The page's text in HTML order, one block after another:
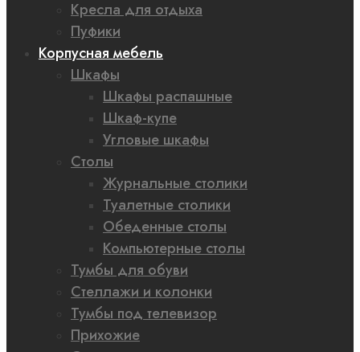
Кресла для отдыха
Пуфики
Корпусная мебель
Шкафы
Шкафы распашные
Шкаф-купе
Угловые шкафы
Столы
Журнальные столики
Туалетные столики
Обеденные столы
Компьютерные столы
Тумбы для обуви
Стеллажи и колонки
Тумбы под телевизор
Прихожие